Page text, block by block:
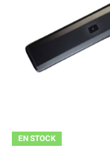
EN STOCK